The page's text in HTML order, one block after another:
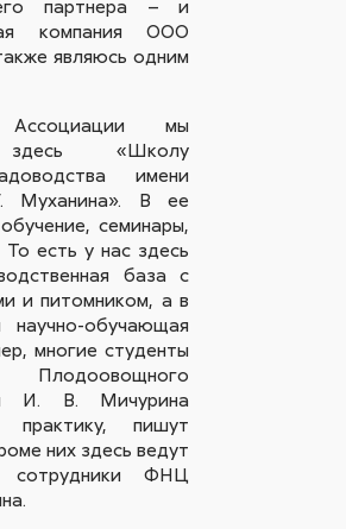
партнера – и
компания ООО
являюсь одним
мы
здесь «Школу
имени
Муханина». В ее
семинары,
есть у нас здесь
база с
и питомником, а в
обучающая
многие студенты
И. В. Мичурина
практику, пишут
них здесь ведут
сотрудники ФНЦ